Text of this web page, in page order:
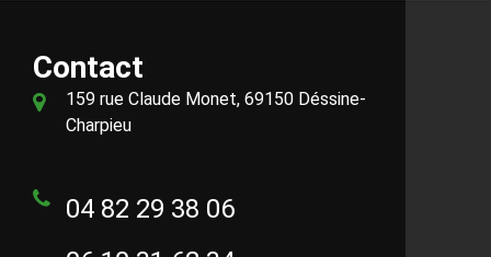
Contact
159 rue Claude Monet, 69150 Déssine-
Charpieu
04 82 29 38 06